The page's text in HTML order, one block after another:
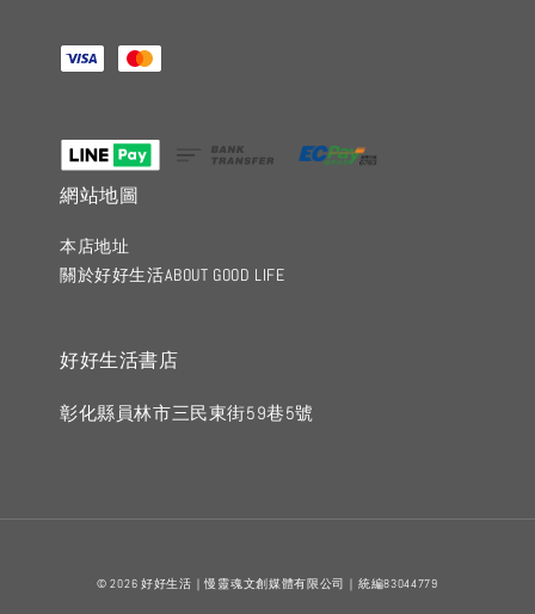
網站地圖
本店地址
關於好好生活ABOUT GOOD LIFE
好好生活書店
彰化縣員林市三民東街59巷5號
© 2026 好好生活｜慢靈魂文創媒體有限公司｜統編83044779